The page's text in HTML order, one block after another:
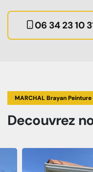
06 34 23 10
MARCHAL Brayan Peinture
Decouvrez